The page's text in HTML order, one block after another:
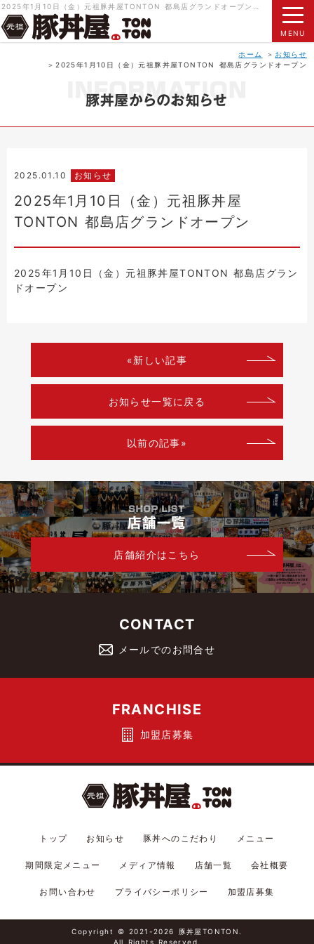
MENU
ホーム
お知らせ
2025年1月10日（金）元祖豚丼屋TONTON 都島店グランドオープン
2025.01.10 お知らせ
2025年1月10日（金）元祖豚丼屋
TONTON 都島店グランドオープン
2025年1月10日（金）元祖豚丼屋TONTON 都島店グラン
ドオープン
«新しい記事
お知らせ一覧に戻る
以前の記事»
店舗紹介はこちら
CONTACT
メールでのお問合せ
FRANCHISE
加盟店募集
トップ お知らせ 豚丼へのこだわり メニュー
期間限定メニュー メディア情報 店舗一覧 会社概要
お問い合わせ プライバシーポリシー 加盟店募集
Copyright © 2021-2026
豚丼屋TONTON.
All Rights Reserved.